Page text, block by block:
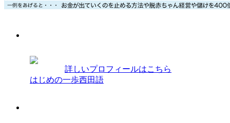
詳しいプロフィールはこちら
はじめの一歩西田語